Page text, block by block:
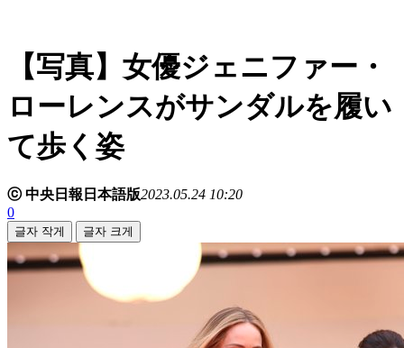
【写真】女優ジェニファー・
ローレンスがサンダルを履い
て歩く姿
ⓒ 中央日報日本語版2023.05.24 10:20
0
글자 작게 글자 크게